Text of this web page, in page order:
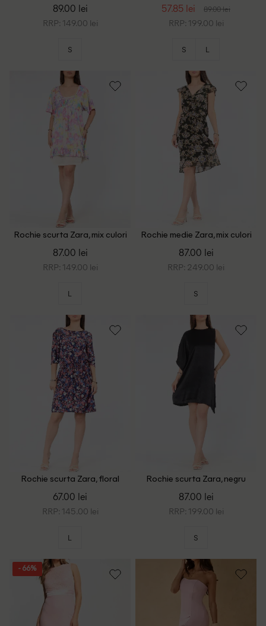
89.00 lei
RRP: 149.00 lei
S
57.85 lei 89.00 lei
RRP: 199.00 lei
S L
Rochie scurta Zara, mix culori
87.00 lei
RRP: 149.00 lei
L
Rochie medie Zara, mix culori
87.00 lei
RRP: 249.00 lei
S
Rochie scurta Zara, floral
67.00 lei
RRP: 145.00 lei
L
Rochie scurta Zara, negru
87.00 lei
RRP: 199.00 lei
S
- 66%